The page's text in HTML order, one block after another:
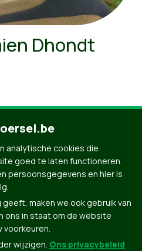
Dhondt
kandidaten
analytische cookies die
goed te laten functioneren.
persoonsgegevens en hier is
maken we ook gebruik van
ons in staat om de website
voorkeuren.
wijzigen. Ons privacybeleid